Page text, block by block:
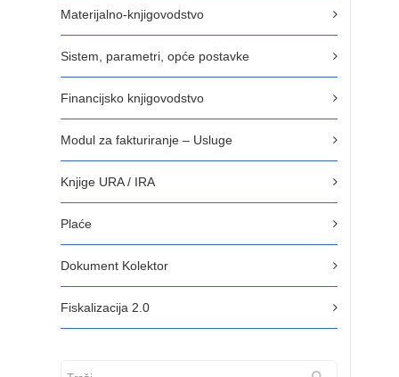
Materijalno-knjigovodstvo
Sistem, parametri, opće postavke
Financijsko knjigovodstvo
Modul za fakturiranje – Usluge
Knjige URA / IRA
Plaće
Dokument Kolektor
Fiskalizacija 2.0